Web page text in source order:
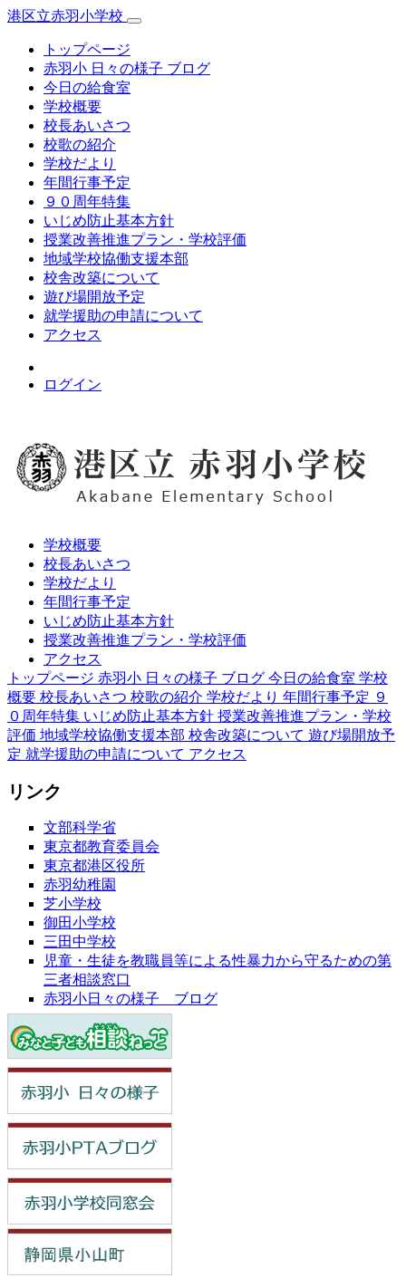
港区立赤羽小学校
トップページ
赤羽小 日々の様子 ブログ
今日の給食室
学校概要
校長あいさつ
校歌の紹介
学校だより
年間行事予定
９０周年特集
いじめ防止基本方針
授業改善推進プラン・学校評価
地域学校協働支援本部
校舎改築について
遊び場開放予定
就学援助の申請について
アクセス
ログイン
学校概要
校長あいさつ
学校だより
年間行事予定
いじめ防止基本方針
授業改善推進プラン・学校評価
アクセス
トップページ 赤羽小 日々の様子 ブログ 今日の給食室 学校
概要 校長あいさつ 校歌の紹介 学校だより 年間行事予定 ９
０周年特集 いじめ防止基本方針 授業改善推進プラン・学校
評価 地域学校協働支援本部 校舎改築について 遊び場開放予
定 就学援助の申請について アクセス
リンク
文部科学省
東京都教育委員会
東京都港区役所
赤羽幼稚園
芝小学校
御田小学校
三田中学校
児童・生徒を教職員等による性暴力から守るための第
三者相談窓口
赤羽小日々の様子 ブログ